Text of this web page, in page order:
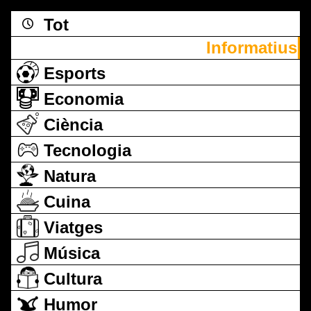
Tot
Informatius
Esports
Economia
Ciència
Tecnologia
Natura
Cuina
Viatges
Música
Cultura
Humor